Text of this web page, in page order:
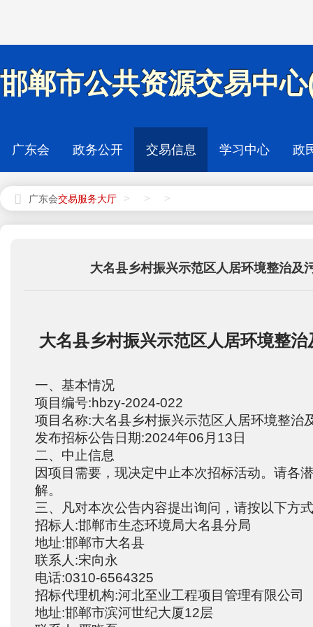
邯郸市公共资源交易中
广东会 政务公开 交易信息 学习中心 政
广东会 > > >
大名县乡村振兴示范区人居环境整治及
大名县乡村振兴示范区人居环境整
一、基本情况
项目编号:hbzy-2024-022
项目名称:大名县乡村振兴示范区人居环境整治
发布招标公告日期:2024年06月13日
二、中止信息
因项目需要，现决定中止本次招标活动。请各
解。
三、凡对本次公告内容提出询问，请按以下方
招标人:邯郸市生态环境局大名县分局
地址:邯郸市大名县
联系人:宋向永
电话:0310-6564325
招标代理机构:河北至业工程项目管理有限公司
地址:邯郸市滨河世纪大厦12层